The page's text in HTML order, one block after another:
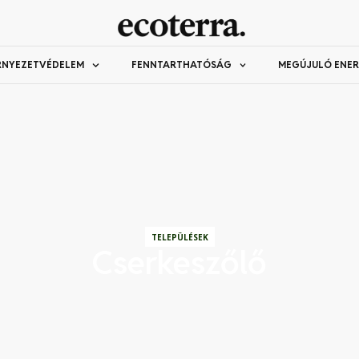
FENNTARTHATÓSÁG MEGÚJULÓ
TELEPÜLÉSEK